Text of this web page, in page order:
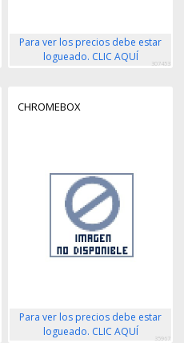
Para ver los precios debe estar
logueado. CLIC AQUÍ
307453
CHROMEBOX
Para ver los precios debe estar
logueado. CLIC AQUÍ
35967